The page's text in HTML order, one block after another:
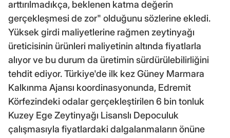
arttırılmadıkça, beklenen katma değerin
gerçekleşmesi de zor" olduğunu sözlerine ekledi.
Yüksek girdi maliyetlerine rağmen zeytinyağı
üreticisinin ürünleri maliyetinin altında fiyatlarla
alıyor ve bu durum da üretimin sürdürülebilirliğini
tehdit ediyor. Türkiye'de ilk kez Güney Marmara
Kalkınma Ajansı koordinasyonunda, Edremit
Körfezindeki odalar gerçekleştirilen 6 bin tonluk
Kuzey Ege Zeytinyağı Lisanslı Depoculuk
çalışmasıyla fiyatlardaki dalgalanmaların önüne